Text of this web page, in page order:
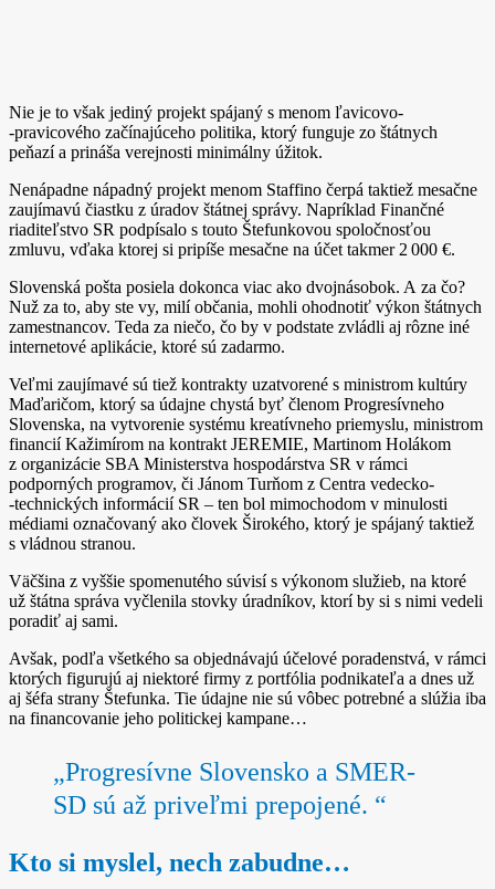
Nie je to však jediný projekt spájaný s menom ľavicovo­
‑pravicového začínajúceho politika, ktorý funguje zo štátnych
peňazí a prináša verejnosti minimálny úžitok.
Nenápadne nápadný projekt menom Staffino čerpá taktiež mesačne
zaujímavú čiastku z úradov štátnej správy. Napríklad Finančné
riaditeľstvo SR podpísalo s touto Štefunkovou spoločnosťou
zmluvu, vďaka ktorej si pripíše mesačne na účet takmer 2 000 €.
Slovenská pošta posiela dokonca viac ako dvojnásobok. A za čo?
Nuž za to, aby ste vy, milí občania, mohli ohodnotiť výkon štátnych
zamestnancov. Teda za niečo, čo by v podstate zvládli aj rôzne iné
internetové aplikácie, ktoré sú zadarmo.
Veľmi zaujímavé sú tiež kontrakty uzatvorené s ministrom kultúry
Maďaričom, ktorý sa údajne chystá byť členom Progresívneho
Slovenska, na vytvorenie systému kreatívneho priemyslu, ministrom
financií Kažimírom na kontrakt JEREMIE, Martinom Holákom
z organizácie SBA Ministerstva hospodárstva SR v rámci
podporných programov, či Jánom Turňom z Centra vedecko­
‑technických informácií SR – ten bol mimochodom v minulosti
médiami označovaný ako človek Širokého, ktorý je spájaný taktiež
s vládnou stranou.
Väčšina z vyššie spomenutého súvisí s výkonom služieb, na ktoré
už štátna správa vyčlenila stovky úradníkov, ktorí by si s nimi vedeli
poradiť aj sami.
Avšak, podľa všetkého sa objednávajú účelové poradenstvá, v rámci
ktorých figurujú aj niektoré firmy z portfólia podnikateľa a dnes už
aj šéfa strany Štefunka. Tie údajne nie sú vôbec potrebné a slúžia iba
na financovanie jeho politickej kampane…
„Progresívne Slovensko a SMER-
SD sú až priveľmi prepojené. “
Kto si myslel, nech zabudne…